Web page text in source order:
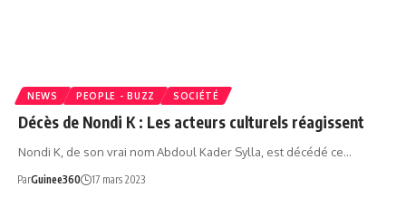
NEWS PEOPLE - BUZZ SOCIÉTÉ
Décès de Nondi K : Les acteurs culturels réagissent
Nondi K, de son vrai nom Abdoul Kader Sylla, est décédé ce…
ParGuinee360 17 mars 2023